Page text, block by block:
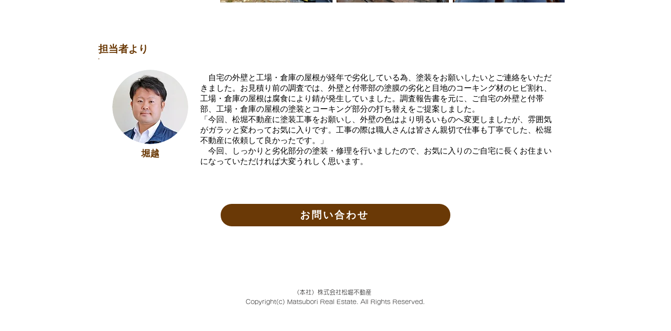
担当者より
堀越
自宅の外壁と工場・倉庫の屋根が経年で劣化している為、塗装をお願いしたいとご連絡をいただ
きました。お見積り前の調査では、外壁と付帯部の塗膜の劣化と目地のコーキング材のヒビ割れ、
工場・倉庫の屋根は腐食により錆が発生していました。調査報告書を元に、ご自宅の外壁と付帯
部、工場・倉庫の屋根の塗装とコーキング部分の打ち替えをご提案しました。
「今回、松堀不動産に塗装工事をお願いし、外壁の色はより明るいものへ変更しましたが、雰囲気
がガラッと変わってお気に入りです。工事の際は職人さんは皆さん親切で仕事も丁寧でした、松堀
不動産に依頼して良かったです。」
今回、しっかりと劣化部分の塗装・修理を行いましたので、お気に入りのご自宅に長くお住まい
になっていただければ大変うれしく思います。
お問い合わせ
（本社）株式会社松堀不動産
Copyright(c) Matsubori Real Estate. All Rights Reserved.